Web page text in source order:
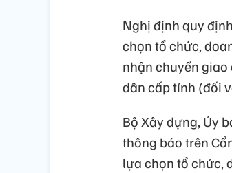
Nghị định quy
chọn tổ chức,
nhận chuyển giao
dân cấp tỉnh (đối
Bộ Xây dựng, Ủy
thông báo trên
lựa chọn tổ chức,